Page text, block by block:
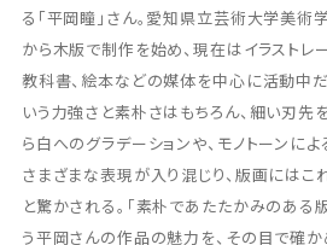
る「平岡瞳」さん。愛知県立芸術大学美術
から木版で制作を始め、現在はイラストレ
教科書、絵本などの媒体を中心に活動中
いう力強さと素朴さはもちろん、細い刃先
ら白へのグラデーションや、モノトーンによ
さまざまな表現が入り混じり、版画には
と驚かされる。「素朴であたたかみのある
う平岡さんの作品の魅力を、その目で確か